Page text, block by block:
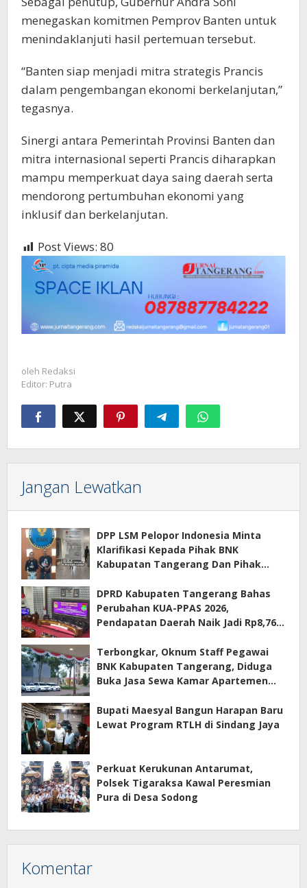
menegaskan komitmen Pemprov Banten untuk
menindaklanjuti hasil pertemuan tersebut.
“Banten siap menjadi mitra strategis Prancis
dalam pengembangan ekonomi berkelanjutan,”
tegasnya.
Sinergi antara Pemerintah Provinsi Banten dan
mitra internasional seperti Prancis diharapkan
mampu memperkuat daya saing daerah serta
mendorong pertumbuhan ekonomi yang
inklusif dan berkelanjutan.
Post Views: 80
oleh Redaksi
Editor: Putra
Jangan Lewatkan
DPP LSM Pelopor Indonesia Minta
Klarifikasi Kepada Pihak BNK
Kabupatan Tangerang Dan Pihak
Terkait Sewa Kamar Per Jam
DPRD Kabupaten Tangerang Bahas
Perubahan KUA-PPAS 2026,
Pendapatan Daerah Naik Jadi Rp8,76
Terbongkar, Oknum Staff Pegawai
BNK Kabupaten Tangerang, Diduga
Buka Jasa Sewa Kamar Apartemen
Bupati Maesyal Bangun Harapan Baru
Lewat Program RTLH di Sindang Jaya
Perkuat Kerukunan Antarumat,
Polsek Tigaraksa Kawal Peresmian
Pura di Desa Sodong
Komentar